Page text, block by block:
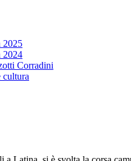
2025
2024
Corradini
cultura